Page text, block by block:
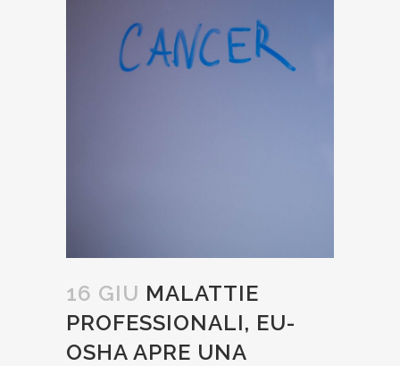
16 GIU MALATTIE
PROFESSIONALI, EU-
OSHA APRE UNA